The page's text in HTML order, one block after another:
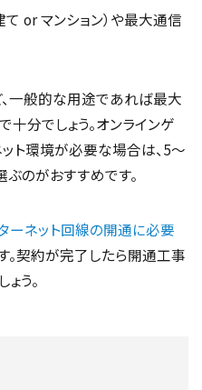
or マンション）や最大通信
一般的な用途であれば最大
分でしょう。オンラインゲ
ト環境が必要な場合は、5〜
のがおすすめです。
ーネット回線の開通に必要
。契約が完了したら開通工事
う。